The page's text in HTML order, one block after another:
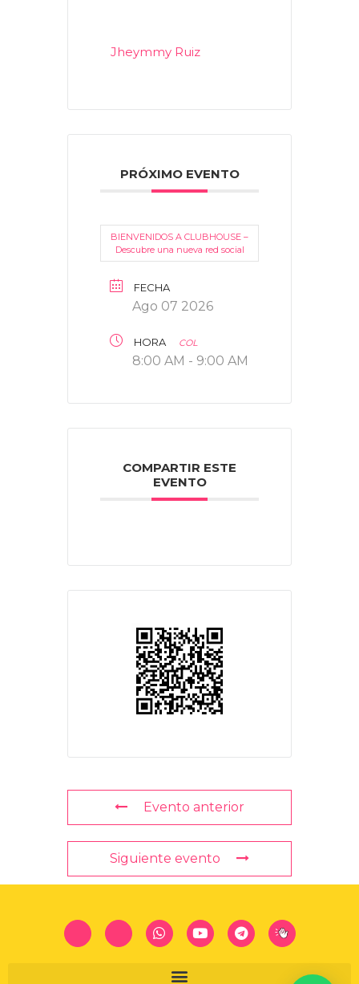
Jheymmy Ruiz
PRÓXIMO EVENTO
BIENVENIDOS A CLUBHOUSE –
Descubre una nueva red social
FECHA
Ago 07 2026
HORA COL
8:00 AM - 9:00 AM
COMPARTIR ESTE
EVENTO
Evento anterior
Siguiente evento